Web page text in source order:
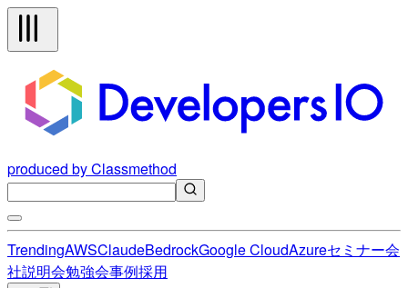
produced by Classmethod
TrendingAWSClaudeBedrockGoogle CloudAzureセミナー会
社説明会勉強会事例採用